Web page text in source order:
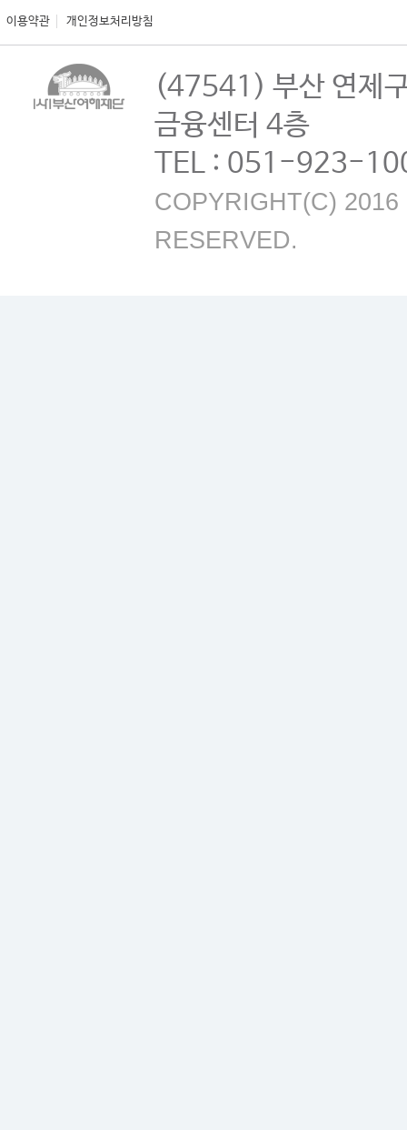
이용약관 개인정보처리방침
(47541) 부산 연제
금융센터 4층
TEL : 051-923-
COPYRIGHT(C)
RESERVED.